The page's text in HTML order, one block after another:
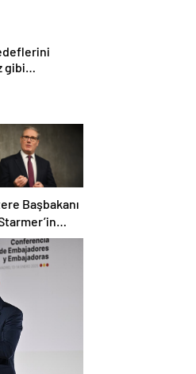
gibi…
Başbakanı
yangın çıktı